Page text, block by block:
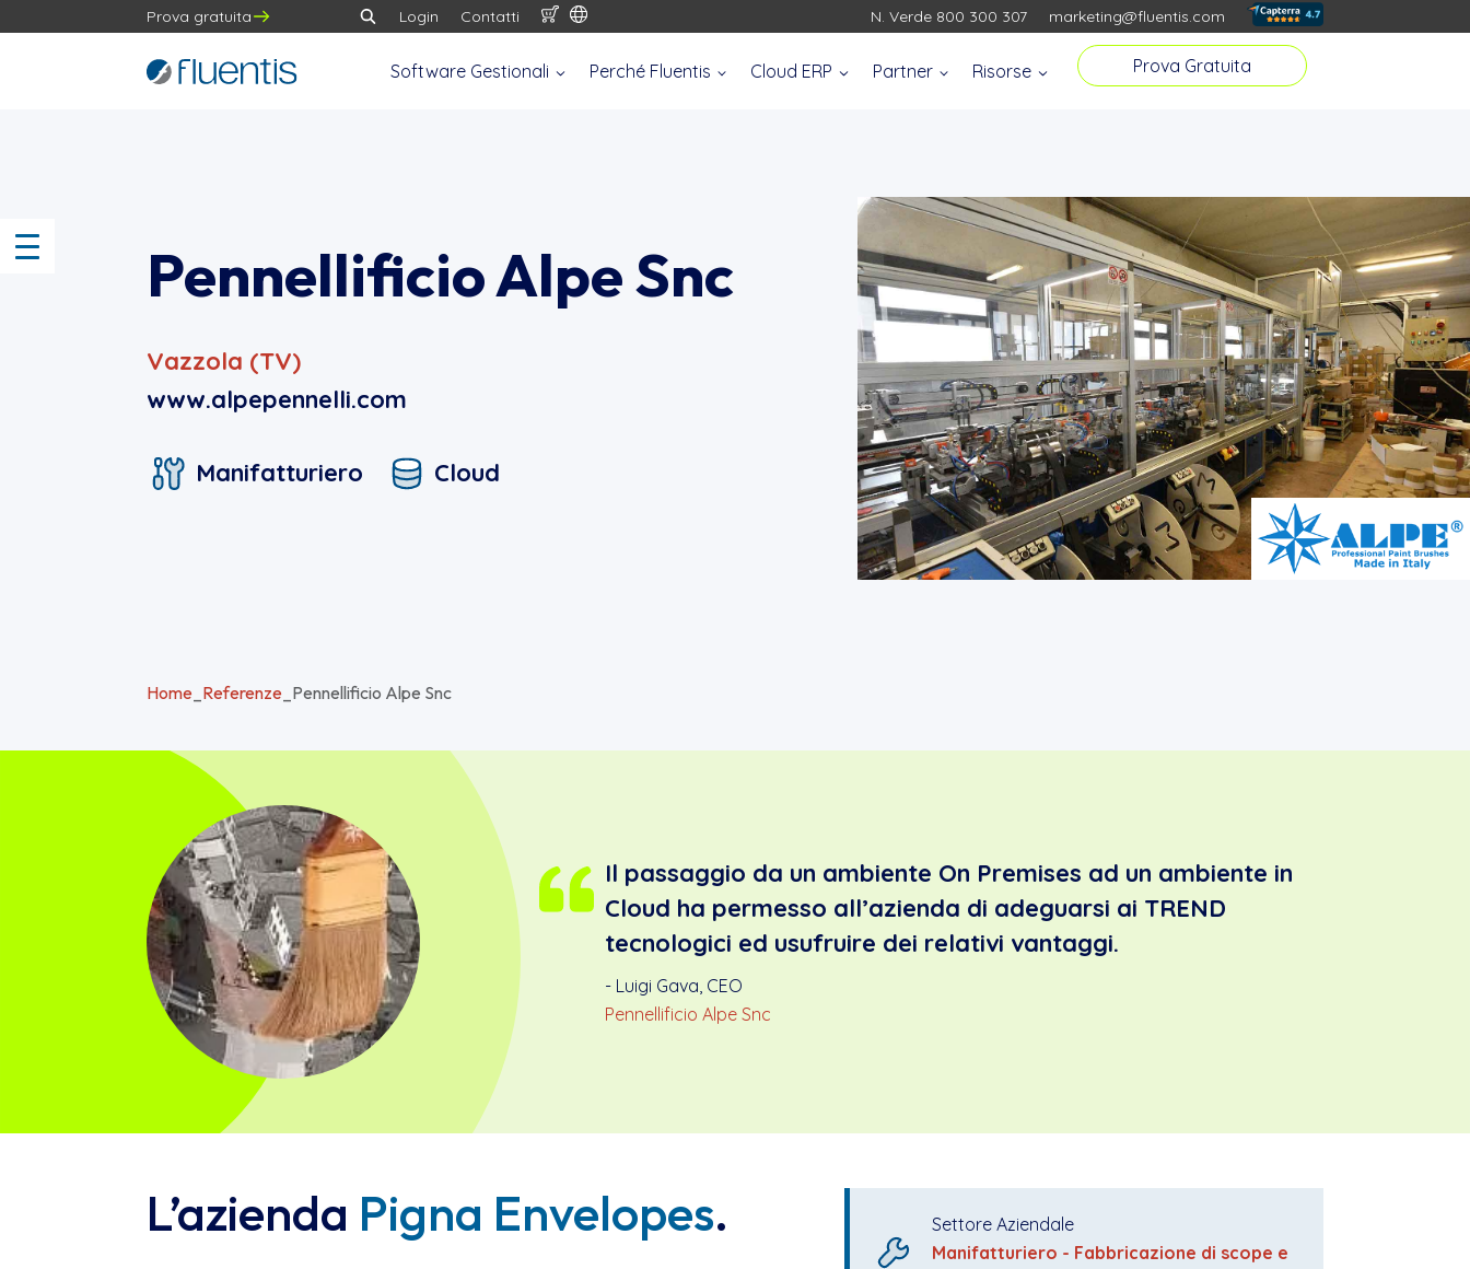
Prova gratuita Login Contatti N. Verde 800 300 307 marketing@fluentis.com
Software Gestionali Perché Fluentis Cloud ERP Partner Risorse Prova Gratuita
Pennellificio Alpe Snc
Vazzola (TV)
www.alpepennelli.com
Manifatturiero Cloud
Home Referenze Pennellificio Alpe Snc
Il passaggio da un ambiente On Premises ad un ambiente in
Cloud ha permesso all’azienda di adeguarsi ai TREND
tecnologici ed usufruire dei relativi vantaggi.
- Luigi Gava, CEO
Pennellificio Alpe Snc
Settore Aziendale
Manifatturiero - Fabbricazione di scope e
L’azienda Pigna Envelopes.